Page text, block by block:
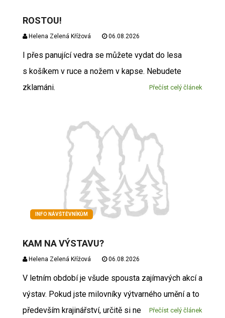
ROSTOU!
Helena Zelená Křížová 06.08.2026
I přes panující vedra se můžete vydat do lesa
s košíkem v ruce a nožem v kapse. Nebudete
zklamáni.
Přečíst celý článek
INFO NÁVŠTĚVNÍKŮM
KAM NA VÝSTAVU?
Helena Zelená Křížová 06.08.2026
V letním období je všude spousta zajímavých akcí a
výstav. Pokud jste milovníky výtvarného umění a to
především krajinářství, určitě si ne
Přečíst celý článek